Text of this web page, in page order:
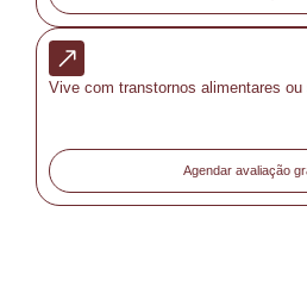
Vive com transtornos alimentares
Agendar avaliação